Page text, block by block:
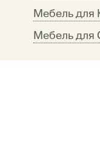
Мебель для
Мебель для